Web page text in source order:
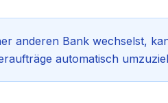
anderen Bank wechselst,
automatisch